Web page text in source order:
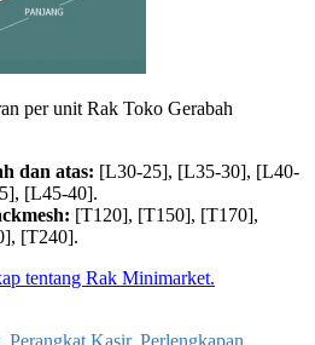
per unit Rak Toko Gerabah
dan atas: [L30-25], [L35-30], [L40-
[L45-40].
[T120], [T150], [T170],
[T240].
tentang Rak Minimarket.
Perangkat Kasir, Perlengkapan